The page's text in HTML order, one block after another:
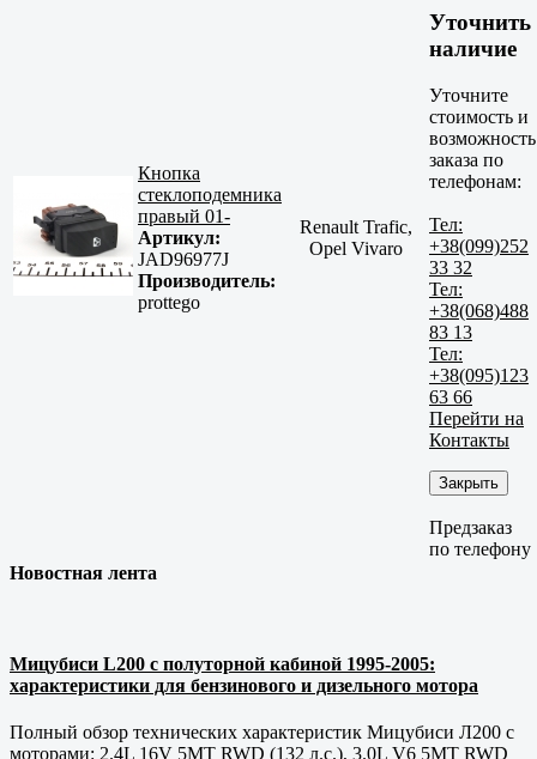
Кнопка
стеклоподемника
правый 01-
Артикул:
JAD96977J
Производитель:
prottego
Renault Trafic,
Opel Vivaro
Уточнить
наличие
Уточните
стоимость и
возможность
заказа по
телефонам:
Тел:
+38(099)252
33 32
Тел:
+38(068)488
83 13
Тел:
+38(095)123
63 66
Перейти на
Контакты
Закрыть
Предзаказ
по телефону
Новостная лента
Мицубиси L200 с полуторной кабиной 1995-2005:
характеристики для бензинового и дизельного мотора
Полный обзор технических характеристик Мицубиси Л200 с
моторами: 2.4L 16V 5MT RWD (132 л.с.), 3.0L V6 5MT RWD